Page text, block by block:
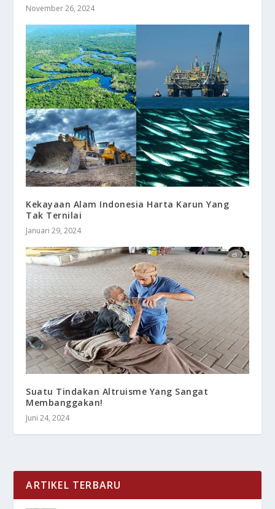
November 26, 2024
Kekayaan Alam Indonesia Harta Karun Yang
Tak Ternilai
Januari 29, 2024
Suatu Tindakan Altruisme Yang Sangat
Membanggakan!
Juni 24, 2024
ARTIKEL TERBARU